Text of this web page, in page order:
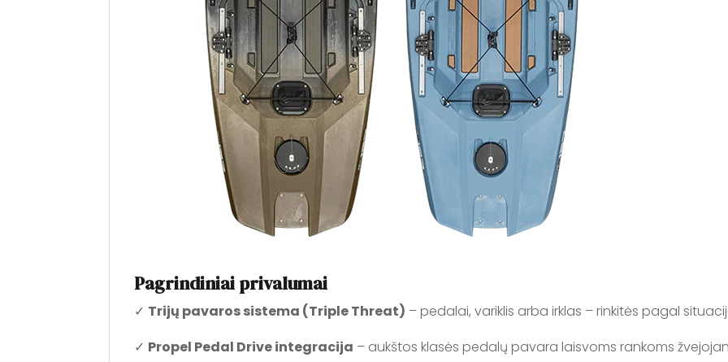
Pagrindiniai privalumai
✓ Trijų pavaros sistema (Triple Threat) – pedalai, variklis arba irklas – rinkitės pagal
✓ Propel Pedal Drive integracija – aukštos klasės pedalų pavara laisvoms rankoms